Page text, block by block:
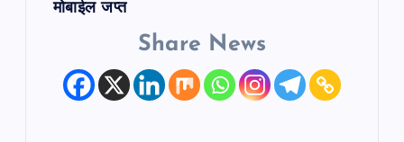
मोबाईल जप्त
Share News